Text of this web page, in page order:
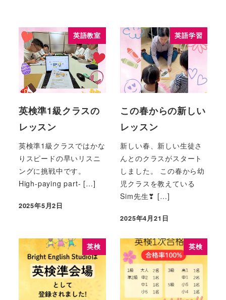
英語教室
英検準1級クラスの
レッスン
英検準1級クラスではかな
りスピードの早いリスニ
ングに挑戦中です。
High-paying part- […]
2025年5月2日
英語学習
この春からの新しい
レッスン
新しい春、新しい生徒さ
んとのクラスがスタート
しました。 この春から幼
児クラスを教えている
Sim先生❣ […]
2025年4月21日
英検 英検